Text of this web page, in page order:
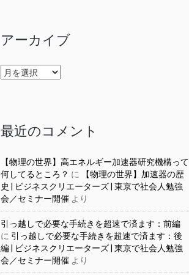
アーカイブ
ア
ー
最近のコメント
【物理の世界】高エネルギー加速器研究機構って
何してるところ？ に
【物理の世界】加速器の歴
史 | ビジネスクリエーターズ | 東京で社会人勉強
会／セミナー開催 より
引っ越しで必要な手続きを超速で済ます：前編
に 引っ越しで必要な手続きを超速で済ます：後
編 | ビジネスクリエーターズ | 東京で社会人勉強
会／セミナー開催 より